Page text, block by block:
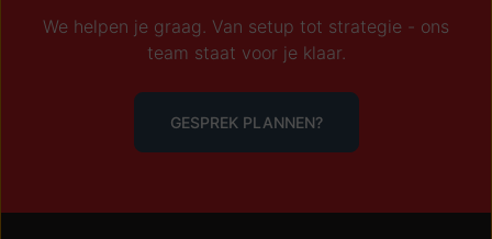
We helpen je graag. Van setup tot strategie - ons
team staat voor je klaar.
GESPREK PLANNEN?